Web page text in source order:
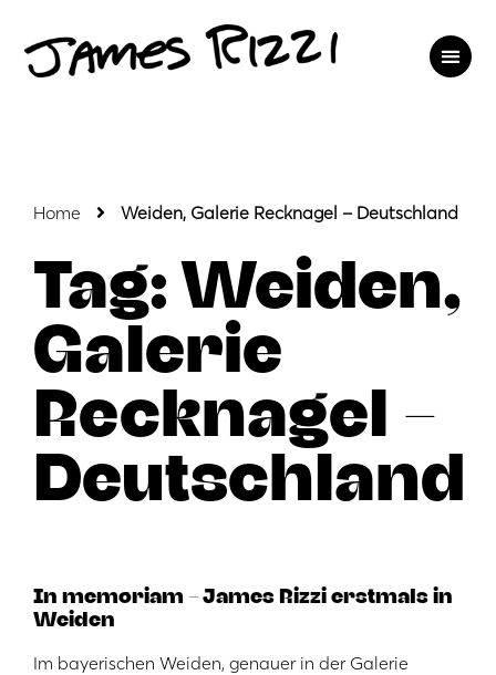
Home Weiden, Galerie Recknagel – Deutschland
Tag: Weiden,
Galerie
Recknagel –
Deutschland
In memoriam – James Rizzi erstmals in
Weiden
Im bayerischen Weiden, genauer in der Galerie